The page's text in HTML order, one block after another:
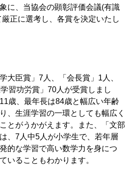
に、当協会の顕彰評価会議(有識
正に選考し、各賞を決定いたし
大臣賞」7人、「会長賞」1人、
習功労賞」70人が受賞しまし
歳、最年長は84歳と幅広い年齢
、生涯学習の一環としても幅広く
とがうかがえます。また、「文部
、7人中5人が小学生で、若年層
的な学習で高い数学力を身につ
いることもわかります。